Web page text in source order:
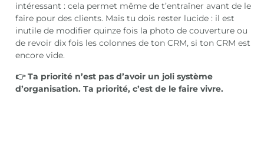
intéressant : cela permet même de t’entraîner avant de le
faire pour des clients. Mais tu dois rester lucide : il est
inutile de modifier quinze fois la photo de couverture ou
de revoir dix fois les colonnes de ton CRM, si ton CRM est
encore vide.
👉 Ta priorité n’est pas d’avoir un joli système
d’organisation. Ta priorité, c’est de le faire vivre.